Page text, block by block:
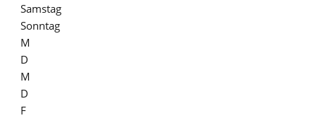
Samstag
Sonntag
M
D
M
D
F